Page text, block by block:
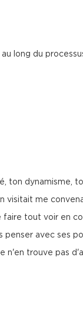
long du
ton dynamisme,
me
tout voir en
penser avec ses
n'en trouve pas